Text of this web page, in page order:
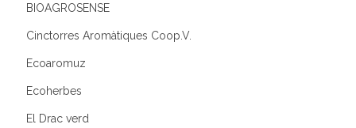
BIOAGROSENSE
Cinctorres Aromàtiques Coop.V.
Ecoaromuz
Ecoherbes
El Drac verd